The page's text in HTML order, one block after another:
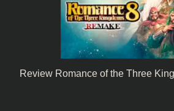
Review Romance of the Three